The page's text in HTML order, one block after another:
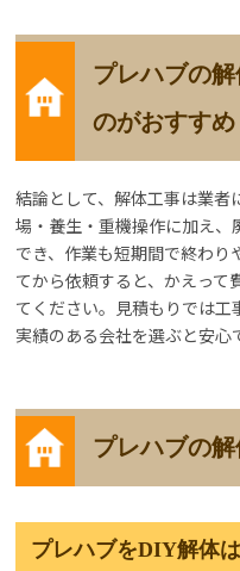
プレハブの
のがおすすめ
結論として、解体工事は業者
場・養生・重機操作に加え
でき、作業も短期間で終わり
てから依頼すると、かえって
てください。見積もりでは工
実績のある会社を選ぶと安心
プレハブの
プレハブをDIY解体